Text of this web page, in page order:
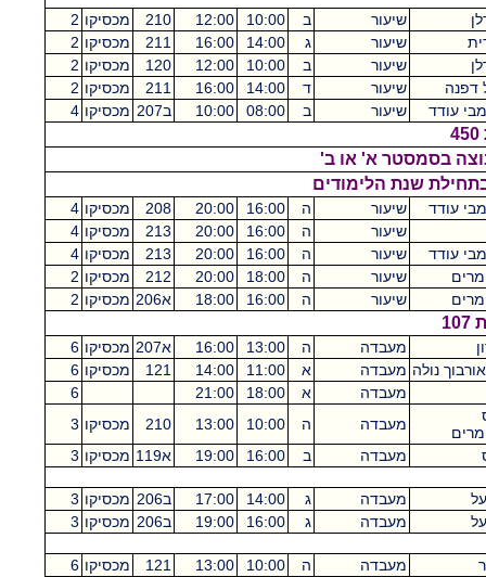
שיעור ב 10:00
12:00
210 מכסיקו 2
שיעור ג 14:00
16:00
211 מכסיקו 2
שיעור ב 10:00
12:00
120 מכסיקו 2
דפנה
שיעור ד 14:00
16:00
211 מכסיקו 2
עודד
שיעור ב 08:00
10:00 ב207 מכסיקו 4
בסמסטר א' או ב'
שנת הלימודים
עודד שיעור ה 16:00
20:00
208 מכסיקו 4
שיעור
ה 16:00
20:00
213 מכסיקו 4
עודד
שיעור ה 16:00
20:00
213 מכסיקו 4
מרים
שיעור ה 18:00
20:00
212 מכסיקו 2
מרים
שיעור ה 16:00
18:00 א206 מכסיקו 2
מעבדה ה 13:00
16:00 א207 מכסיקו 6
נולה מעבדה א 11:00
14:00
121 מכסיקו 6
מעבדה
א 18:00
21:00
6
מרים
מעבדה ה 10:00
13:00
210 מכסיקו 3
מעבדה ב 16:00
19:00 א119 מכסיקו 3
מעבדה ג 14:00
17:00 ב206 מכסיקו 3
מעבדה ג 16:00
19:00 ב206 מכסיקו 3
מעבדה ה 10:00
13:00
121 מכסיקו 6